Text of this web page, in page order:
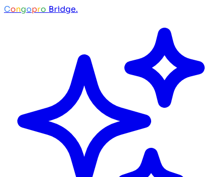
Congopro Bridge.